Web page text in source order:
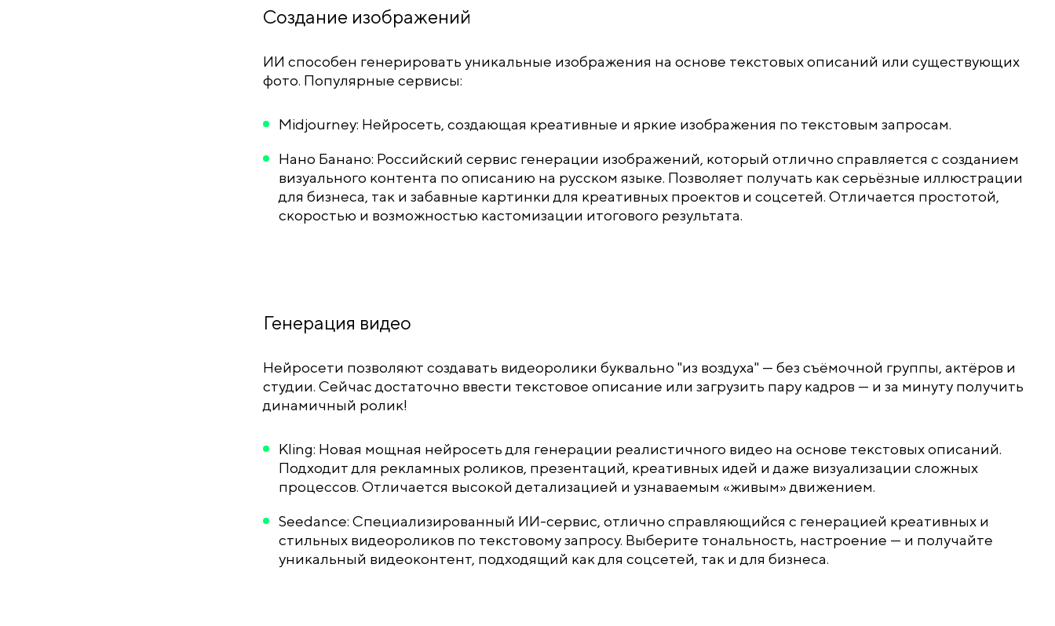
Создание изображений
ИИ способен генерировать уникальные изображения на основе текстовых описаний или существующих
фото. Популярные сервисы:
Midjourney: Нейросеть, создающая креативные и яркие изображения по текстовым запросам.
Нано Банано: Российский сервис генерации изображений, который отлично справляется с созданием
визуального контента по описанию на русском языке. Позволяет получать как серьёзные иллюстрации
для бизнеса, так и забавные картинки для креативных проектов и соцсетей. Отличается простотой,
скоростью и возможностью кастомизации итогового результата.
Генерация видео
Нейросети позволяют создавать видеоролики буквально "из воздуха" — без съёмочной группы, актёров и
студии. Сейчас достаточно ввести текстовое описание или загрузить пару кадров — и за минуту получить
динамичный ролик!
Kling: Новая мощная нейросеть для генерации реалистичного видео на основе текстовых описаний.
Подходит для рекламных роликов, презентаций, креативных идей и даже визуализации сложных
процессов. Отличается высокой детализацией и узнаваемым «живым» движением.
Seedance: Специализированный ИИ-сервис, отлично справляющийся с генерацией креативных и
стильных видеороликов по текстовому запросу. Выберите тональность, настроение — и получайте
уникальный видеоконтент, подходящий как для соцсетей, так и для бизнеса.